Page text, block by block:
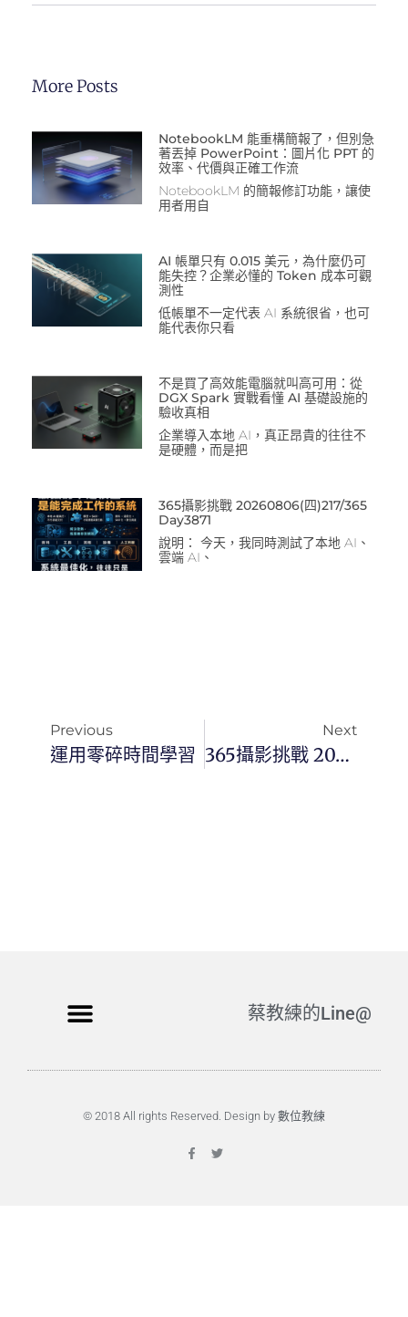
More Posts
NotebookLM 能重構簡報了，但別急
著丟掉 PowerPoint：圖片化 PPT 的
效率、代價與正確工作流
NotebookLM 的簡報修訂功能，讓使
用者用自
AI 帳單只有 0.015 美元，為什麼仍可
能失控？企業必懂的 Token 成本可觀
測性
低帳單不一定代表 AI 系統很省，也可
能代表你只看
不是買了高效能電腦就叫高可用：從
DGX Spark 實戰看懂 AI 基礎設施的
驗收真相
企業導入本地 AI，真正昂貴的往往不
是硬體，而是把
365攝影挑戰 20260806(四)217/365
Day3871
說明： 今天，我同時測試了本地 AI、
雲端 AI、
Previous
運用零碎時間學習
Next
365攝影挑戰 20240312(二) 072/366 Day2975
蔡教練的Line@
© 2018 All rights Reserved. Design by 數位教練